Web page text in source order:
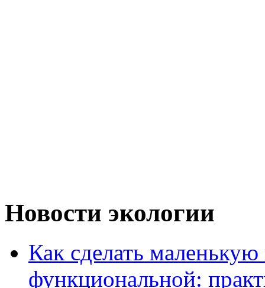
Новости экологии
Как сделать
функциональной: